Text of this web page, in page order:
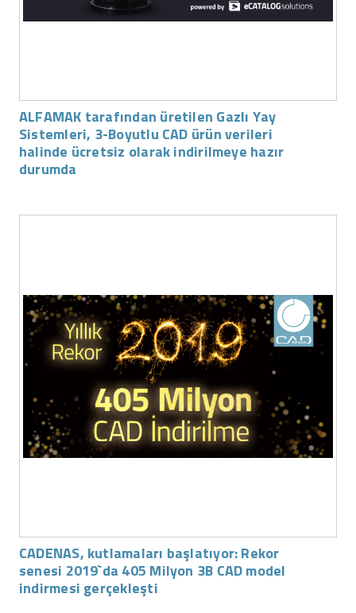
ALFAMAK tarafından üretilen Gazlı Yay
Sistemleri, 3-Boyutlu CAD ürün verileri
halinde ücretsiz olarak indirilmeye hazır
durumda
CADENAS, kutlamaları başlatıyor: Rekor
senesi 2019`da 405 Milyon 3B CAD model
indirmesi gerçekleşti